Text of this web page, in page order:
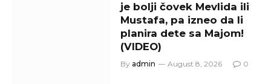
je bolji čovek Mevlida ili
Mustafa, pa izneo da li
planira dete sa Majom!
(VIDEO)
By admin August 8, 2026 0